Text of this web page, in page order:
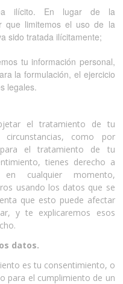
ilícito. En lugar de la
que limitemos el uso de la
sido tratada ilícitamente;
tu información personal,
la formulación, el ejercicio
legales.
el tratamiento de tu
como por
el tratamiento de tu
tienes derecho a
en cualquier momento,
usando los datos que se
que esto puede afectar
y te explicaremos esos
datos.
es tu consentimiento, o
para el cumplimiento de un